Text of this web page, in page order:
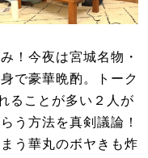
！今夜は宮城名物・
で豪華晩酌。トーク
ることが多い２人が
う方法を真剣議論！
う華丸のボヤきも炸